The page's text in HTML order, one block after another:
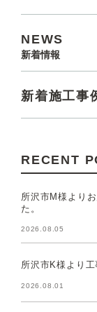
NEWS
新着情報
新着施工事
RECENT
所沢市M様より
た。
2026.08.05
所沢市K様より工
2026.08.01